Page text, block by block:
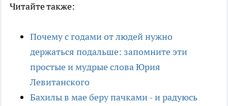
Читайте также:
Почему с годами от людей нужно
держаться подальше: запомните эти
простые и мудрые слова Юрия
Левитанского
Бахилы в мае беру пачками - и радуюсь